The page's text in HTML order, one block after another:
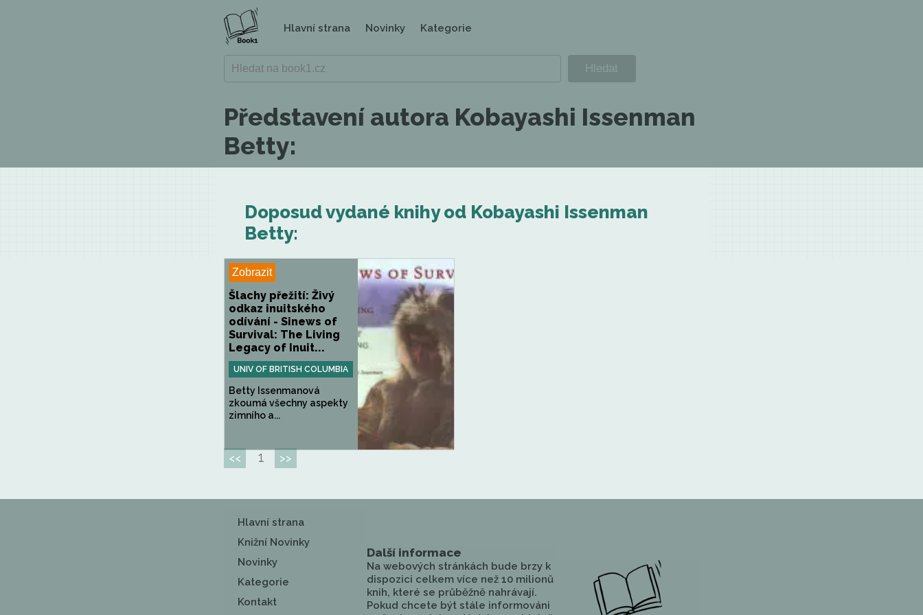
Hlavní strana Novinky Kategorie
Představení autora Kobayashi Issenman
Betty:
Doposud vydané knihy od Kobayashi Issenman
Betty:
Zobrazit
Šlachy přežití: Živý
odkaz inuitského
odívání - Sinews of
Survival: The Living
Legacy of Inuit...
UNIV OF BRITISH COLUMBIA
Betty Issenmanová
zkoumá všechny aspekty
zimního a...
<< 1 >>
Hlavní strana
Knižní Novinky
Novinky
Kategorie
Kontakt
Další informace
Na webových stránkách bude brzy k
dispozici celkem více než 10 milionů
knih, které se průběžně nahrávají.
Pokud chcete být stále informováni